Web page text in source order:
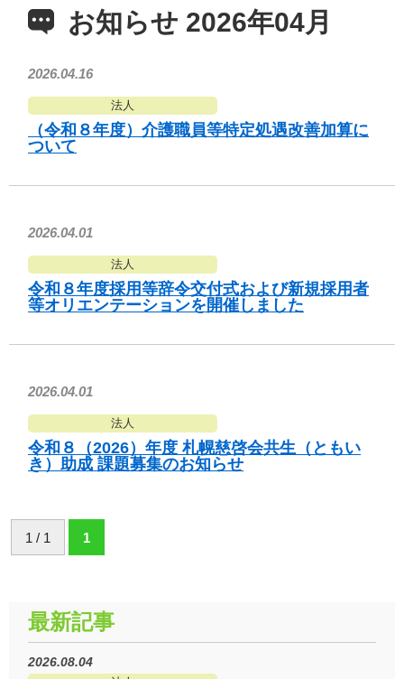
お知らせ 2026年04月
2026.04.16
法人
（令和８年度）介護職員等特定処遇改善加算に
ついて
2026.04.01
法人
令和８年度採用等辞令交付式および新規採用者
等オリエンテーションを開催しました
2026.04.01
法人
令和８（2026）年度 札幌慈啓会共生（ともい
き）助成 課題募集のお知らせ
1 / 1 1
最新記事
2026.08.04